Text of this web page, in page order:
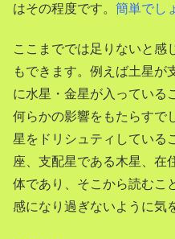
はその程度です。 簡単でし
ここまででは足りないと感
もできます。例えば土星が
に水星・金星が入っている
何らかの影響をもたらすで
星をドリシュティしている
座、支配星である木星、在
体であり、そこから読むこ
感になり過ぎないように気